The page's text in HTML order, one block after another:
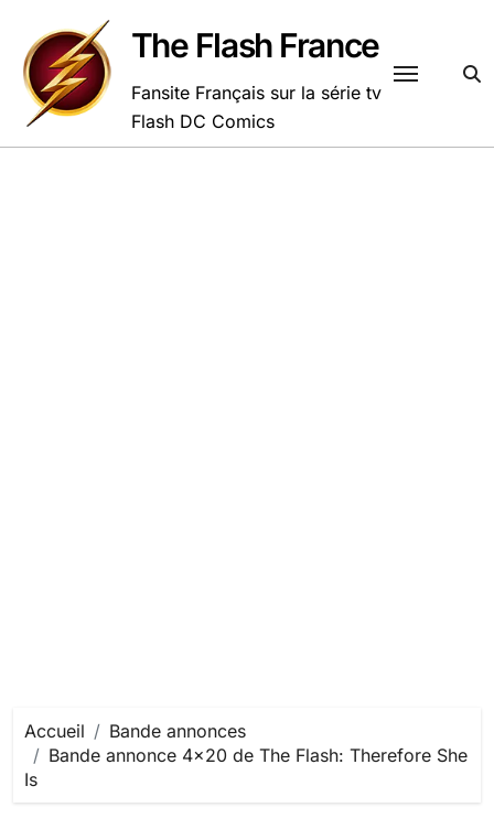
contenu
The Flash France
Fansite Français sur la série tv
Flash DC Comics
Accueil
Bande annonces
Bande annonce 4×20 de The Flash: Therefore She
Is